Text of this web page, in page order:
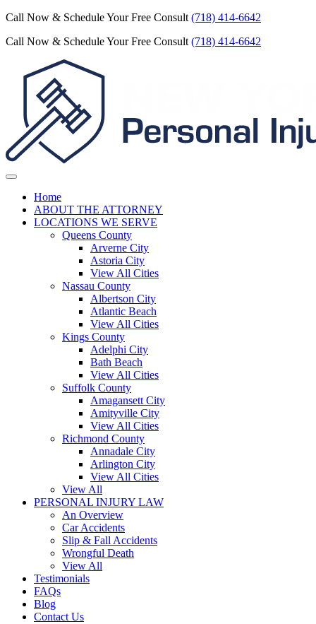
Call Now & Schedule Your Free Consult (718) 414-6642
Call Now & Schedule Your Free Consult (718) 414-6642
Home
ABOUT THE ATTORNEY
LOCATIONS WE SERVE
Queens County
Arverne City
Astoria City
View All Cities
Nassau County
Albertson City
Atlantic Beach
View All Cities
Kings County
Adelphi City
Bath Beach
View All Cities
Suffolk County
Amagansett City
Amityville City
View All Cities
Richmond County
Annadale City
Arlington City
View All Cities
View All
PERSONAL INJURY LAW
An Overview
Car Accidents
Slip & Fall Accidents
Wrongful Death
View All
Testimonials
FAQs
Blog
Contact Us